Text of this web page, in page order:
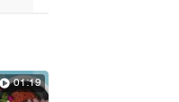
01:19